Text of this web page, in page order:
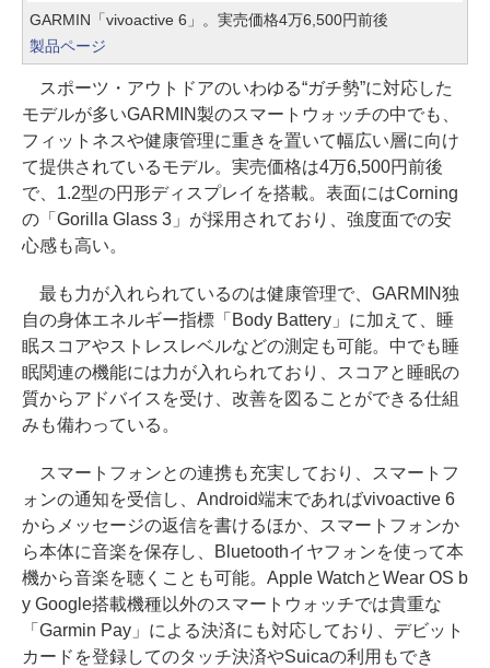
GARMIN「vivoactive 6」。実売価格4万6,500円前後
製品ページ
スポーツ・アウトドアのいわゆる“ガチ勢”に対応した
モデルが多いGARMIN製のスマートウォッチの中でも、
フィットネスや健康管理に重きを置いて幅広い層に向け
て提供されているモデル。実売価格は4万6,500円前後
で、1.2型の円形ディスプレイを搭載。表面にはCorning
の「Gorilla Glass 3」が採用されており、強度面での安
心感も高い。
最も力が入れられているのは健康管理で、GARMIN独
自の身体エネルギー指標「Body Battery」に加えて、睡
眠スコアやストレスレベルなどの測定も可能。中でも睡
眠関連の機能には力が入れられており、スコアと睡眠の
質からアドバイスを受け、改善を図ることができる仕組
みも備わっている。
スマートフォンとの連携も充実しており、スマートフ
ォンの通知を受信し、Android端末であればvivoactive 6
からメッセージの返信を書けるほか、スマートフォンか
ら本体に音楽を保存し、Bluetoothイヤフォンを使って本
機から音楽を聴くことも可能。Apple WatchとWear OS b
y Google搭載機種以外のスマートウォッチでは貴重な
「Garmin Pay」による決済にも対応しており、デビット
カードを登録してのタッチ決済やSuicaの利用もでき